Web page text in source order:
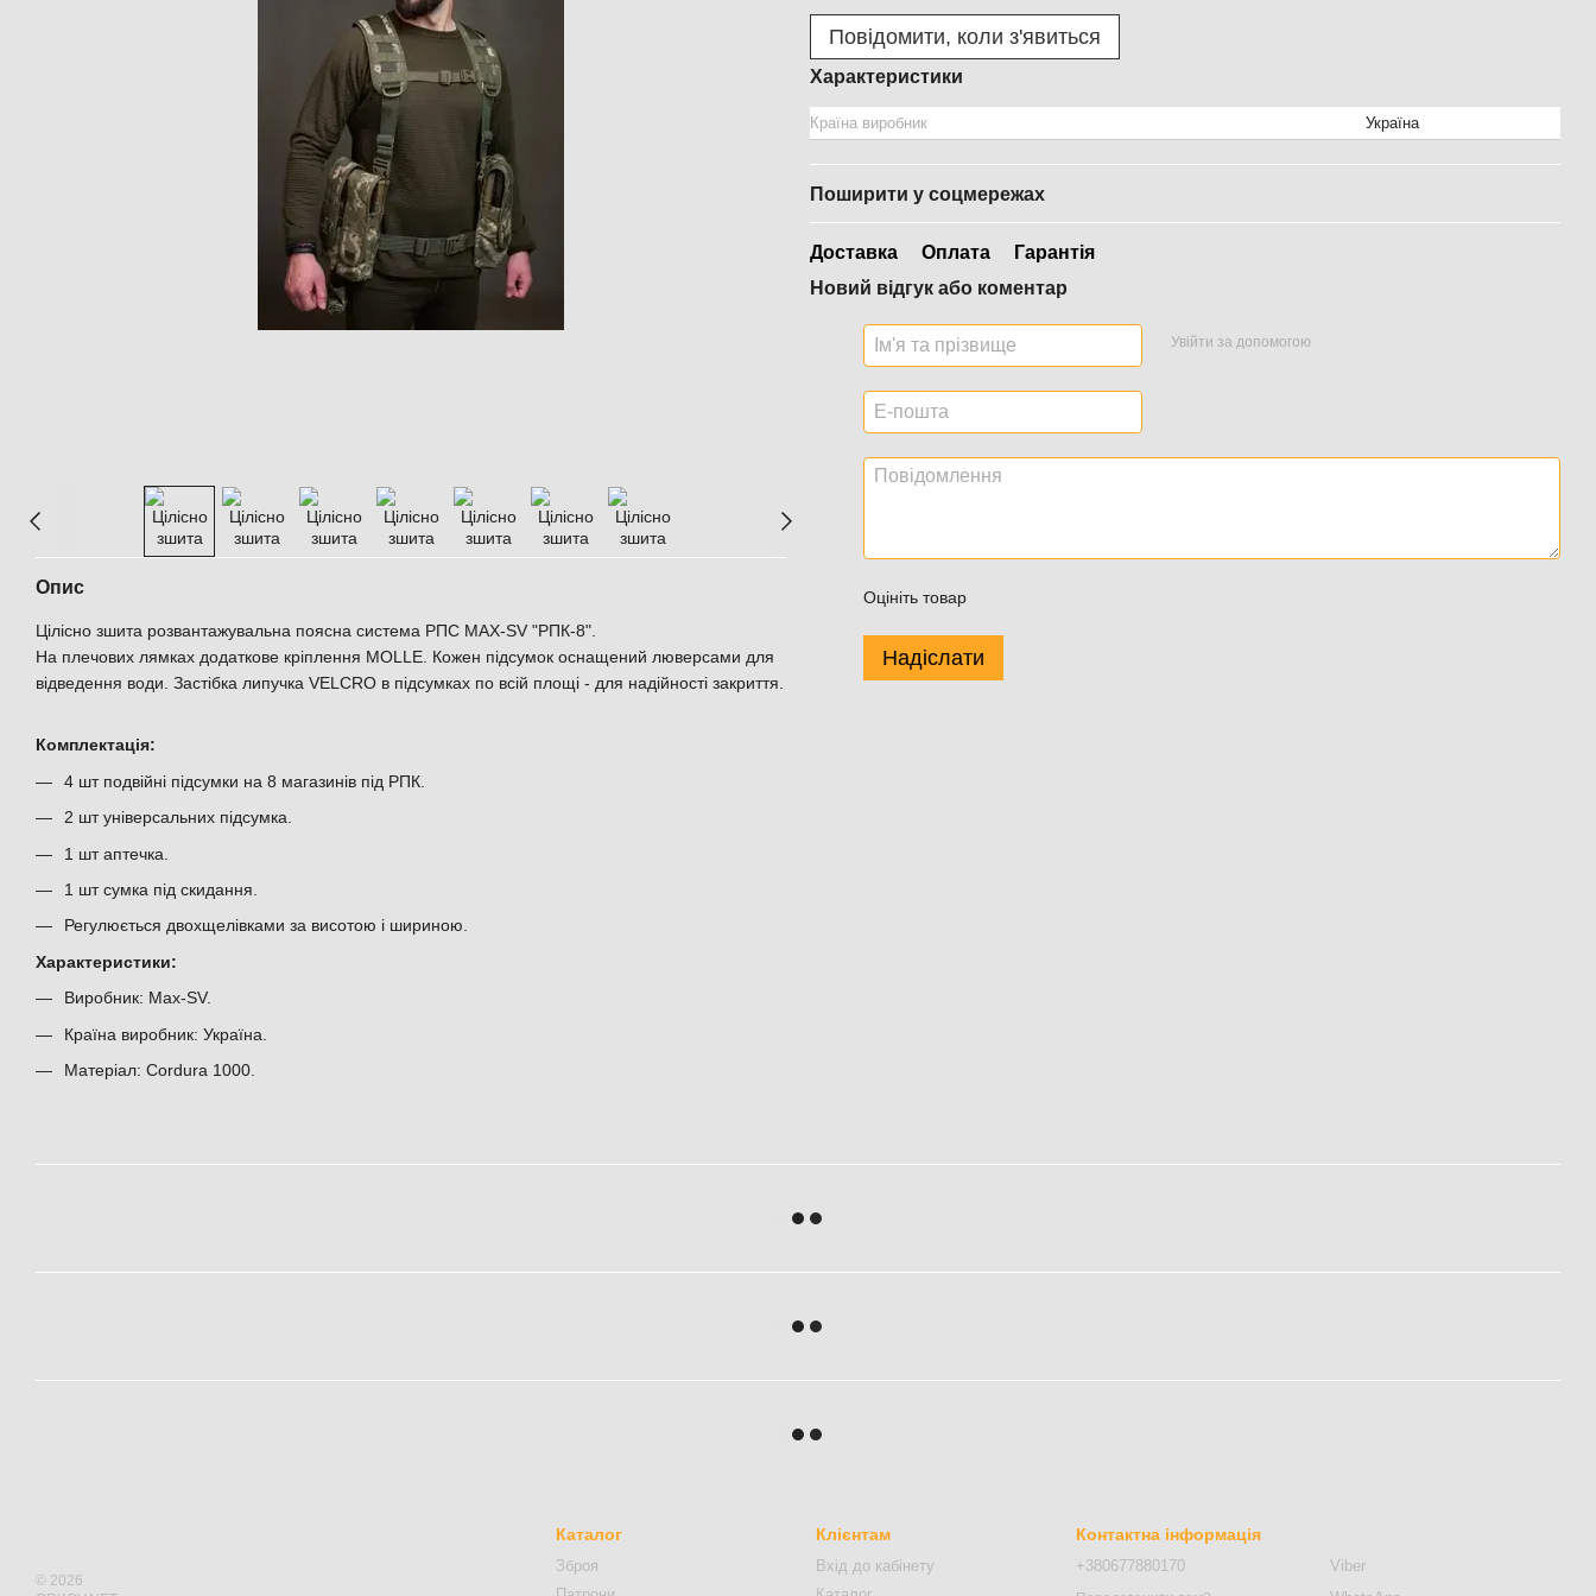
Опис
Цілісно зшита розвантажувальна поясна система РПС MAX-SV "РПК-8".
На плечових лямках додаткове кріплення MOLLE. Кожен підсумок оснащений люверсами для
відведення води. Застібка липучка VELCRO в підсумках по всій площі - для надійності закриття.
Комплектація:
4 шт подвійні підсумки на 8 магазинів під РПК.
2 шт універсальних підсумка.
1 шт аптечка.
1 шт сумка під скидання.
Регулюється двохщелівками за висотою і шириною.
Характеристики:
Виробник: Max-SV.
Країна виробник: Україна.
Матеріал: Cordura 1000.
Повідомити, коли з'явиться
Характеристики
Країна виробник Україна
Поширити у соцмережах
Доставка Оплата
Гарантія
Новий відгук або коментар
Увійти за допомогою
Оцініть товар
Надіслати
© 2026
Каталог
Зброя
Клієнтам
Вхід до кабінету
Контактна інформація
+380677880170
Viber